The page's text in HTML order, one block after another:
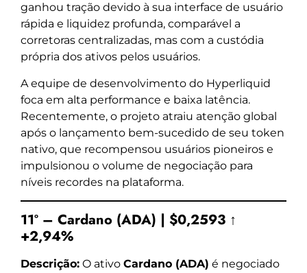
ganhou tração devido à sua interface de usuário
rápida e liquidez profunda, comparável a
corretoras centralizadas, mas com a custódia
própria dos ativos pelos usuários.
A equipe de desenvolvimento do Hyperliquid
foca em alta performance e baixa latência.
Recentemente, o projeto atraiu atenção global
após o lançamento bem-sucedido de seu token
nativo, que recompensou usuários pioneiros e
impulsionou o volume de negociação para
níveis recordes na plataforma.
11º – Cardano (ADA) | $0,2593 ↑
+2,94%
Descrição: O ativo Cardano (ADA) é negociado